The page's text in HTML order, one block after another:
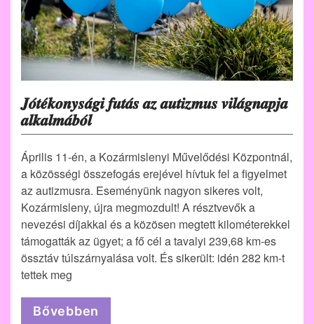
𝑱𝒐́𝒕𝒆́𝒌𝒐𝒏𝒚𝒔𝒂́𝒈𝒊 𝒇𝒖𝒕𝒂́𝒔 𝒂𝒛 𝒂𝒖𝒕𝒊𝒛𝒎𝒖𝒔 𝒗𝒊𝒍𝒂́𝒈𝒏𝒂𝒑𝒋𝒂
𝒂𝒍𝒌𝒂𝒍𝒎𝒂́𝒃𝒐́𝒍
Április 11-én, a Kozármislenyi Művelődési Központnál,
a közösségi összefogás erejével hívtuk fel a figyelmet
az autizmusra. Eseményünk nagyon sikeres volt,
Kozármisleny, újra megmozdult! A résztvevők a
nevezési díjakkal és a közösen megtett kilométerekkel
támogatták az ügyet; a fő cél a tavalyi 239,68 km-es
össztáv túlszárnyalása volt. És sikerült: idén 282 km-t
tettek meg
Bővebben